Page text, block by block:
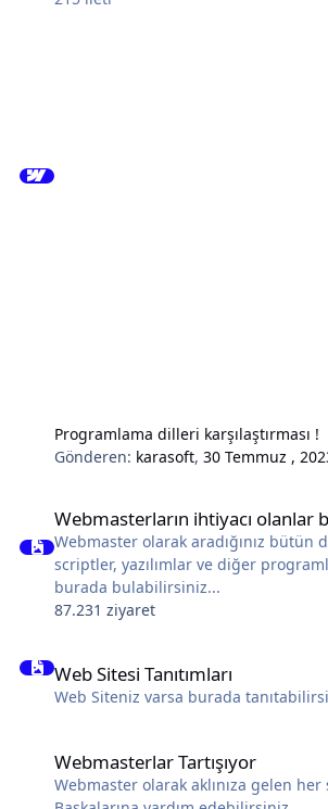
Programlama dilleri karşılaştırması !
Gönderen: karasoft,30 Temmuz ,
Webmasterların ihtiyacı olanlar
Webmaster olarak aradığınız bütün
scriptler, yazılımlar ve diğer
burada bulabilirsiniz...
87.231 ziyaret
Web Sitesi Tanıtımları
Web Siteniz varsa burada
Webmasterlar Tartışıyor
Webmaster olarak aklınıza gelen